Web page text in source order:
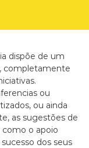
dispõe de um
completamente
ou
ou ainda
as sugestões de
o apoio
dos seus